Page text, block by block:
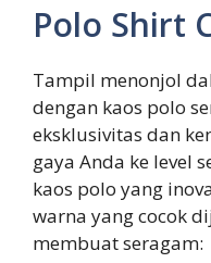
Polo Shirt
Tampil menonjol
dengan kaos polo
eksklusivitas dan
gaya Anda ke level
kaos polo yang
warna yang cocok
membuat seragam: